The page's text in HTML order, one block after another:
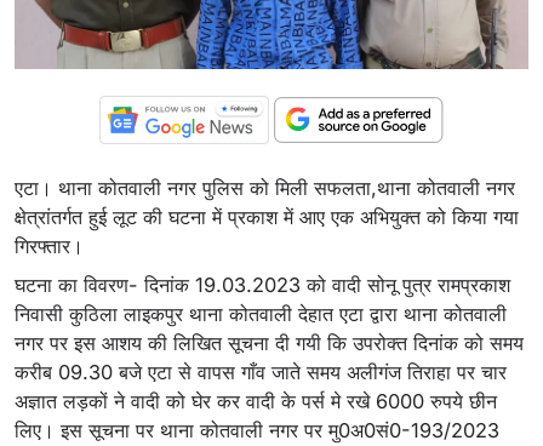
एटा। थाना कोतवाली नगर पुलिस को मिली सफलता,थाना कोतवाली नगर
क्षेत्रांतर्गत हुई लूट की घटना में प्रकाश में आए एक अभियुक्त को किया गया
गिरफ्तार।
घटना का विवरण- दिनांक 19.03.2023 को वादी सोनू पुत्र रामप्रकाश
निवासी कुठिला लाइकपुर थाना कोतवाली देहात एटा द्वारा थाना कोतवाली
नगर पर इस आशय की लिखित सूचना दी गयी कि उपरोक्त दिनांक को समय
करीब 09.30 बजे एटा से वापस गाँव जाते समय अलीगंज तिराहा पर चार
अज्ञात लड़कों ने वादी को घेर कर वादी के पर्स मे रखे 6000 रुपये छीन
लिए। इस सूचना पर थाना कोतवाली नगर पर मु0अ0सं0-193/2023